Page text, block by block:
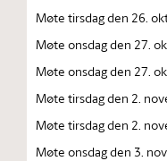
Møte tirsdag den 26.
Møte onsdag den 27.
Møte onsdag den 27.
Møte tirsdag den 2.
Møte tirsdag den 2.
Møte onsdag den 3.